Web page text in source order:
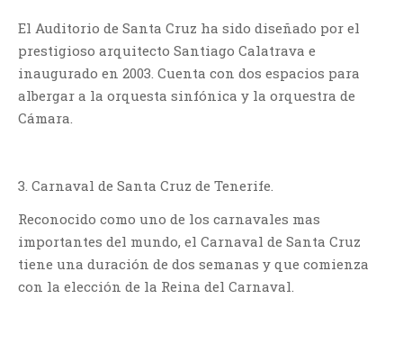
El Auditorio de Santa Cruz ha sido diseñado por el
prestigioso arquitecto Santiago Calatrava e
inaugurado en 2003. Cuenta con dos espacios para
albergar a la orquesta sinfónica y la orquestra de
Cámara.
3. Carnaval de Santa Cruz de Tenerife.
Reconocido como uno de los carnavales mas
importantes del mundo, el Carnaval de Santa Cruz
tiene una duración de dos semanas y que comienza
con la elección de la Reina del Carnaval.